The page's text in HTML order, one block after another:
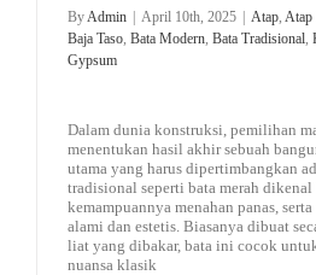
By Admin | April 10th, 2025 | Atap
Baja Taso Bata Modern Bata Tradisional
Gypsum
Dalam dunia konstruksi, pemilihan
menentukan hasil akhir sebuah
utama yang harus dipertimbangkan
tradisional seperti bata merah dikenal
kemampuannya menahan panas,
alami dan estetis. Biasanya dibuat
liat yang dibakar, bata ini cocok
nuansa klasik